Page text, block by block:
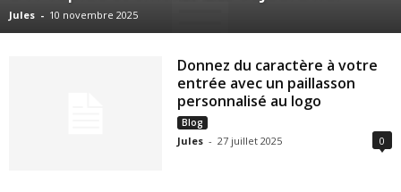
Jules - 10 novembre 2025
Donnez du caractère à votre
entrée avec un paillasson
personnalisé au logo
Blog
Jules - 27 juillet 2025 0